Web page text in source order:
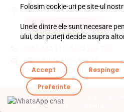
Folosim cookie-uri pe site-ul
Unele dintre ele sunt necesare
ului, dar puteți decide asupra
Accept
Respinge
Preferinte
Linistii Street, No.5, Mosnita
Vezi pe harta Google
office@drbaldeaclinic.ro
(24/7 Programari online)
Copyright © 2026Clinica Dr. Baldea
|Politica de confidentialitate